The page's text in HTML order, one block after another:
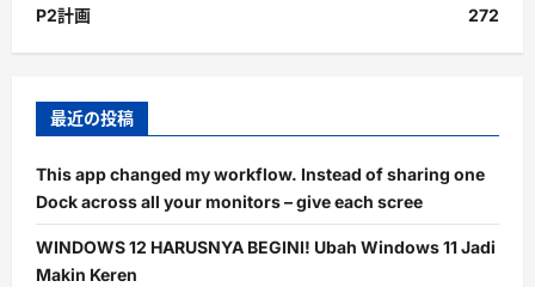
P2計画 272
最近の投稿
This app changed my workflow. Instead of sharing one
Dock across all your monitors – give each scree
WINDOWS 12 HARUSNYA BEGINI! Ubah Windows 11 Jadi
Makin Keren